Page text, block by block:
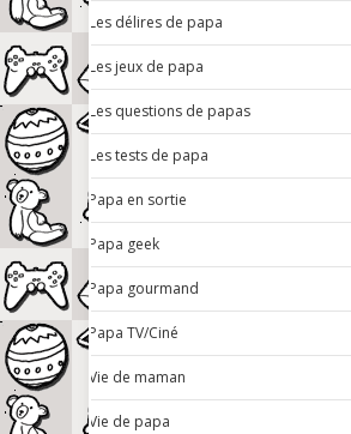
Les délires de papa
Les jeux de papa
Les questions de papas
Les tests de papa
Papa en sortie
Papa geek
Papa gourmand
Papa TV/Ciné
Vie de maman
Vie de papa